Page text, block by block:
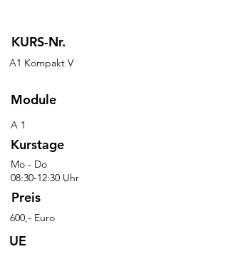
KURS-Nr.
A1 Kompakt V
Module
A 1
Kurstage
Preis
600,- Euro
Mo - Do
08:30-12:30 Uhr
UE